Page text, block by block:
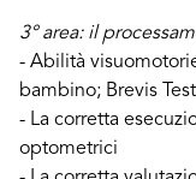
3° area: il
- Abilità
bambino; Brevis Test
- La corretta
optometrici